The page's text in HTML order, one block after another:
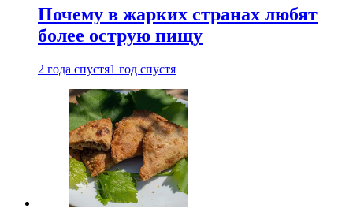
Почему в жарких странах любят
более острую пищу
2 года спустя1 год спустя